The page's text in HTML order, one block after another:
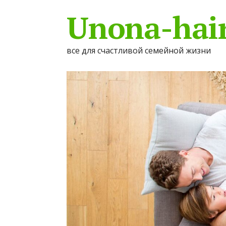
Unona-
все для счастливой семейной жизни